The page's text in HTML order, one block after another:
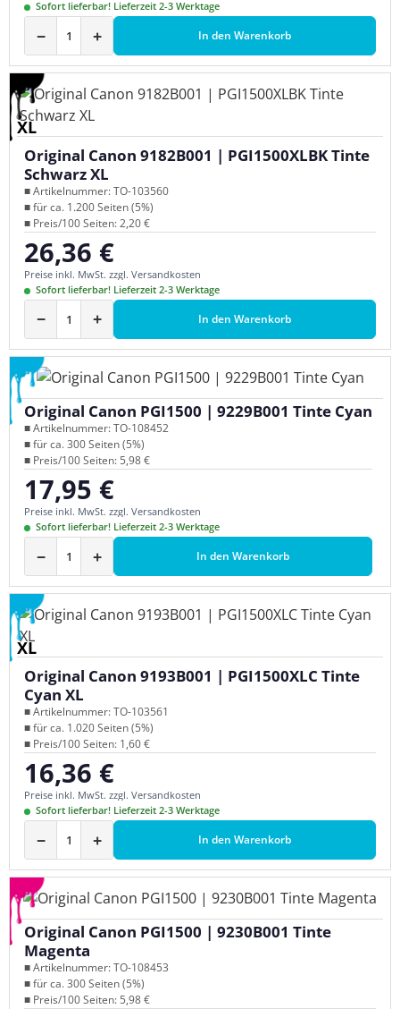
Sofort lieferbar! Lieferzeit 2-3 Werktage
− + In den Warenkorb
XL
Original Canon 9182B001 | PGI1500XLBK Tinte
Schwarz XL
■ Artikelnummer: TO-103560
■ für ca. 1.200 Seiten (5%)
■ Preis/100 Seiten: 2,20 €
Regulärer Preis:
26,36 €
Preise inkl. MwSt. zzgl. Versandkosten
Sofort lieferbar! Lieferzeit 2-3 Werktage
− + In den Warenkorb
Original Canon PGI1500 | 9229B001 Tinte Cyan
■ Artikelnummer: TO-108452
■ für ca. 300 Seiten (5%)
■ Preis/100 Seiten: 5,98 €
Regulärer Preis:
17,95 €
Preise inkl. MwSt. zzgl. Versandkosten
Sofort lieferbar! Lieferzeit 2-3 Werktage
− + In den Warenkorb
XL
Original Canon 9193B001 | PGI1500XLC Tinte
Cyan XL
■ Artikelnummer: TO-103561
■ für ca. 1.020 Seiten (5%)
■ Preis/100 Seiten: 1,60 €
Regulärer Preis:
16,36 €
Preise inkl. MwSt. zzgl. Versandkosten
Sofort lieferbar! Lieferzeit 2-3 Werktage
− + In den Warenkorb
Original Canon PGI1500 | 9230B001 Tinte
Magenta
■ Artikelnummer: TO-108453
■ für ca. 300 Seiten (5%)
■ Preis/100 Seiten: 5,98 €